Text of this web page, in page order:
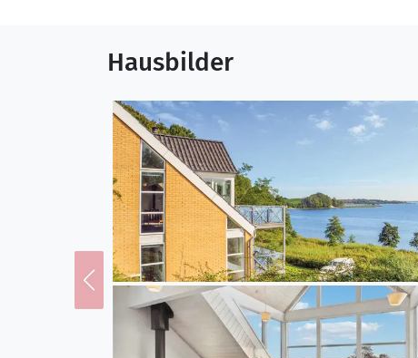
Radwegen oder
Nach einem aktiven
abschalten.
Hinweis: Das
Hausbilder